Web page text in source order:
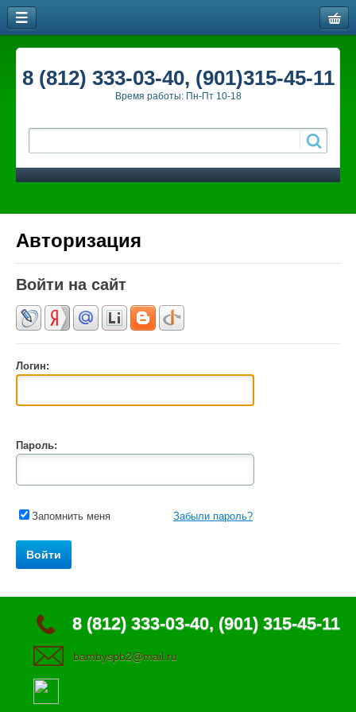
8 (812) 333-03-40, (901)315-45-11
Время работы: Пн-Пт 10-18
Авторизация
Войти на сайт
Логин:
Пароль:
Запомнить меня Забыли пароль?
8 (812) 333-03-40, (901) 315-45-11
bambyspb2@mail.ru